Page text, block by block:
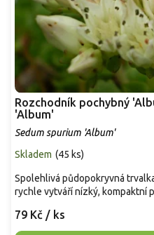
Rozchodník pochybný
'Album'
Sedum spurium 'Album'
Skladem (45 ks)
79 Kč / ks
Spolehlivá půdopokryvná
rychle vytváří nízký, kompaktní